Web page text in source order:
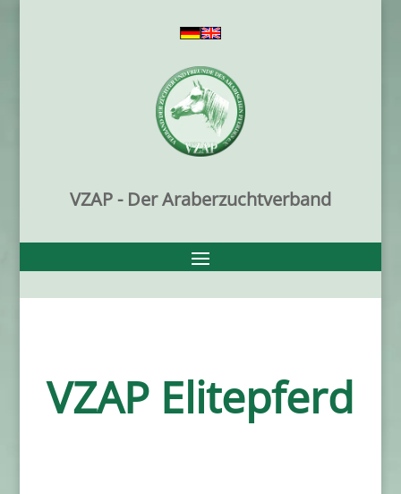
VZAP - Der Araberzuchtverband
VZAP Elitepferd